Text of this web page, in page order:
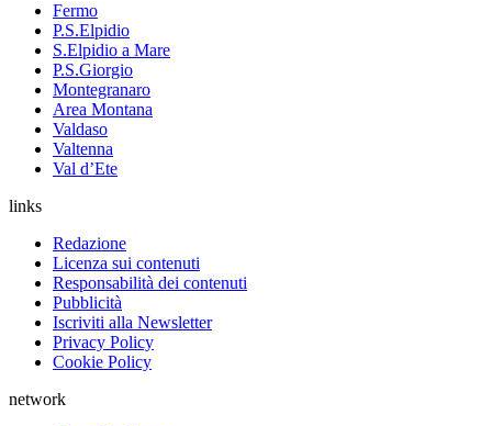
Fermo
P.S.Elpidio
S.Elpidio a Mare
P.S.Giorgio
Montegranaro
Area Montana
Valdaso
Valtenna
Val d’Ete
links
Redazione
Licenza sui contenuti
Responsabilità dei contenuti
Pubblicità
Iscriviti alla Newsletter
Privacy Policy
Cookie Policy
network